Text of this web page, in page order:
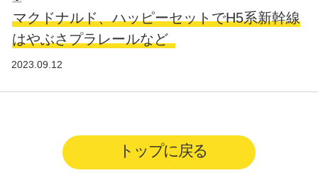
マクドナルド、ハッピーセットでH5系新幹線
はやぶさプラレールなど
2023.09.12
トップに戻る